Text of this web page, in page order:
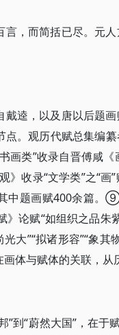
，而简括已尽。元
逵，以及唐以后题
点。观历代赋总集编
画类”收录自晋傅咸
收录“文学类”之“
中题画赋400余篇。
》论赋“如组织之品朱
大”“拟诸形容”“象
体与赋体的关联，从
”到“蔚然大国”，在